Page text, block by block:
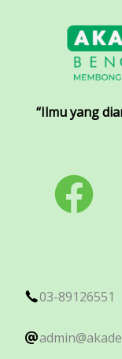
“Ilmu yang
03-89126551